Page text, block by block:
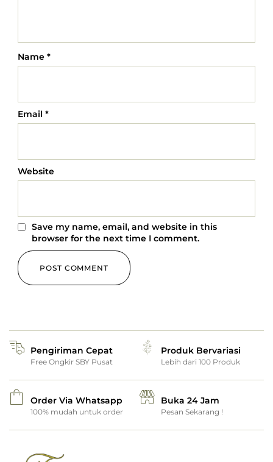
Name *
Email *
Website
Save my name, email, and website in this
browser for the next time I comment.
Pengiriman Cepat
Free Ongkir SBY Pusat
Produk Bervariasi
Lebih dari 100 Produk
Order Via Whatsapp
100% mudah untuk order
Buka 24 Jam
Pesan Sekarang !